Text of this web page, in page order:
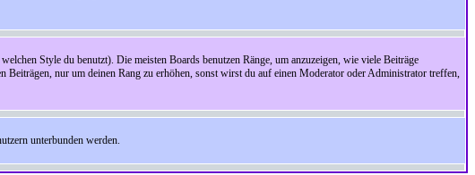
Style du benutzt). Die meisten Boards benutzen Ränge, um anzuzeigen, wie viele Beiträge
nur um deinen Rang zu erhöhen, sonst wirst du auf einen Moderator oder Administrator treffen,
unterbunden werden.